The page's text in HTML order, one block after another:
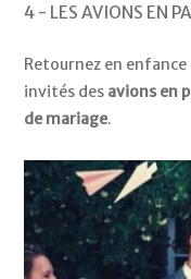
4 - LES AVIONS EN
Retournez en
invités des avions en
de mariage.